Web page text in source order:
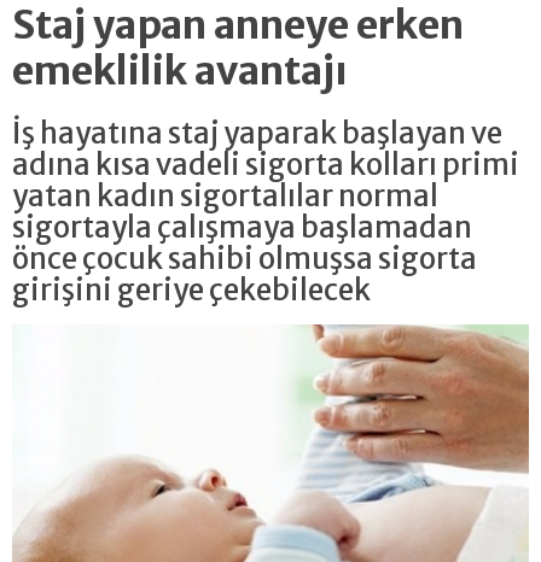
Staj yapan anneye erken
emeklilik avantajı
İş hayatına staj yaparak başlayan ve
adına kısa vadeli sigorta kolları primi
yatan kadın sigortalılar normal
sigortayla çalışmaya başlamadan
önce çocuk sahibi olmuşsa sigorta
girişini geriye çekebilecek